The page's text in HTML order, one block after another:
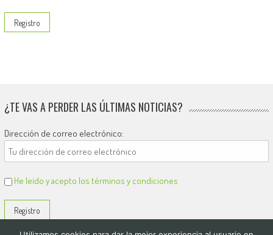
¿TE VAS A PERDER LAS ÚLTIMAS NOTICIAS?
Dirección de correo electrónico:
He leído y acepto los términos y condiciones